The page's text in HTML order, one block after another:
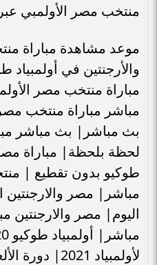
منتخب مصر الأولمبي
موعد مشاهدة مباراة
مباراة منتخب مصر
مباشر مباراة منتخب مصر
بث مباشر| بث مباشر
لحظة بلحظة| مباراة مصر
طوكيو بدون تقطيع |
مباشر| مصر والارجنتين
اليوم| مصر والارجنتين